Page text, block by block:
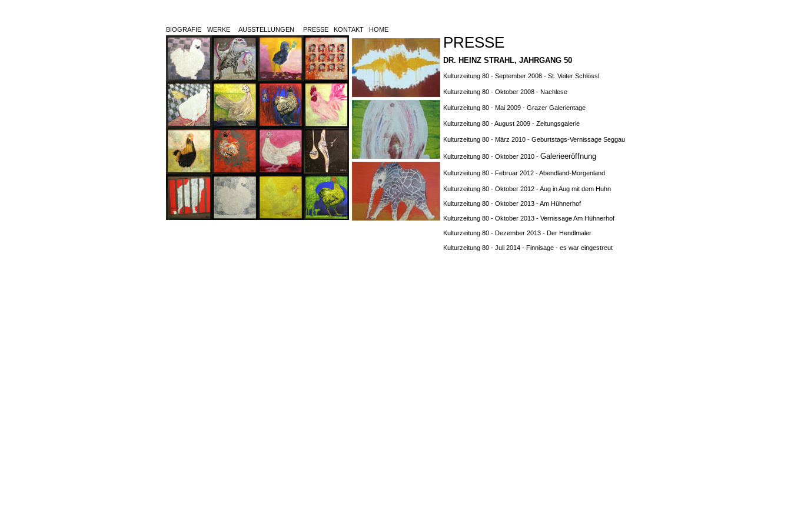
BIOGRAFIE WERKE AUSSTELLUNGEN PRESSE KONTAKT HOME
PRESSE
DR. HEINZ STRAHL, JAHRGANG 50
Kulturzeitung 80 - September 2008 - St. Veiter Schlössl
Kulturzeitung 80 - Oktober 2008 - Nachlese
Kulturzeitung 80 - Mai 2009 - Grazer Galerientage
Kulturzeitung 80 - August 2009 - Zeitungsgalerie
Kulturzeitung 80 - März 2010 - Geburtstags-Vernissage Seggau
Kulturzeitung 80 - Oktober 2010 - Galerieeröffnung
Kulturzeitung 80 - Februar 2012 - Abendland-Morgenland
Kulturzeitung 80 - Oktober 2012 - Aug in Aug mit dem Huhn
Kulturzeitung 80 - Oktober 2013 - Am Hühnerhof
Kulturzeitung 80 - Oktober 2013 - Vernissage Am Hühnerhof
Kulturzeitung 80 - Dezember 2013 - Der Hendlmaler
Kulturzeitung 80 - Juli 2014 - Finnisage - es war eingestreut